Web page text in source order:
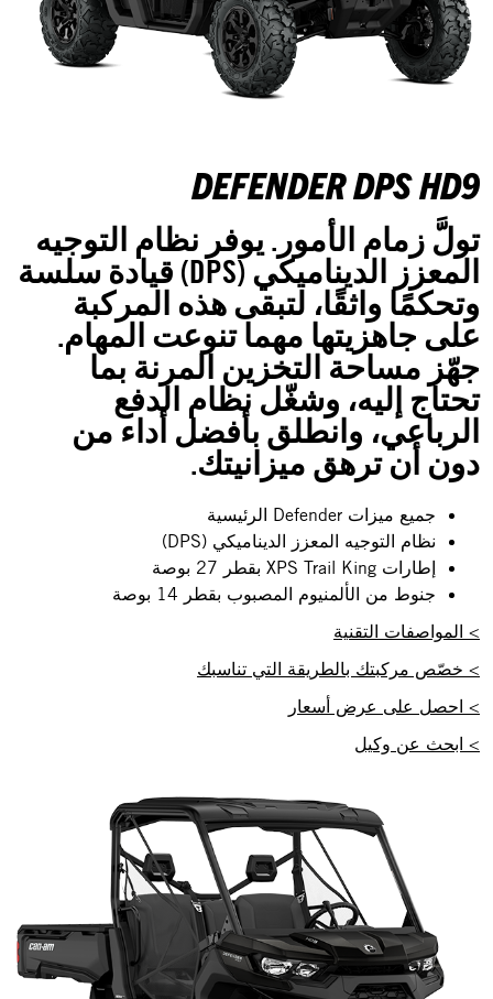
DEFENDER DPS HD9
تولَّ زمام الأمور. يوفر نظام التوجيه
المعزز الديناميكي (DPS) قيادة سلسة
وتحكمًا واثقًا، لتبقى هذه المركبة
على جاهزيتها مهما تنوعت المهام.
جهّز مساحة التخزين المرنة بما
تحتاج إليه، وشغّل نظام الدفع
الرباعي، وانطلق بأفضل أداء من
دون أن ترهق ميزانيتك.
جميع ميزات Defender الرئيسية
نظام التوجيه المعزز الديناميكي (DPS)
إطارات XPS Trail King بقطر 27 بوصة
جنوط من الألمنيوم المصبوب بقطر 14 بوصة
> المواصفات التقنية
> خصّص مركبتك بالطريقة التي تناسبك
> احصل على عرض أسعار
> ابحث عن وكيل